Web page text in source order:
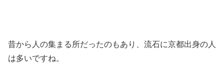
昔から人の集まる所だったのもあり、流石に京都出身の人
は多いですね。